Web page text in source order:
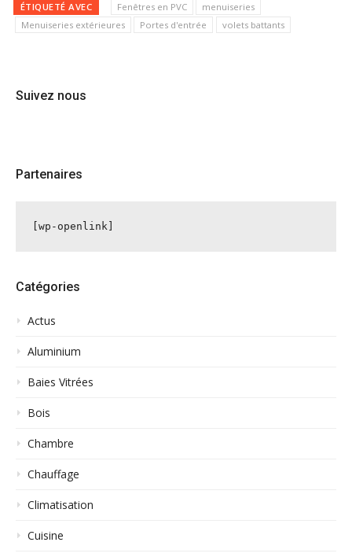
ÉTIQUETÉ AVEC Fenêtres en PVC
menuiseries
Menuiseries extérieures
Portes d'entrée volets battants
Suivez nous
Partenaires
[wp-openlink]
Catégories
Actus
Aluminium
Baies Vitrées
Bois
Chambre
Chauffage
Climatisation
Cuisine